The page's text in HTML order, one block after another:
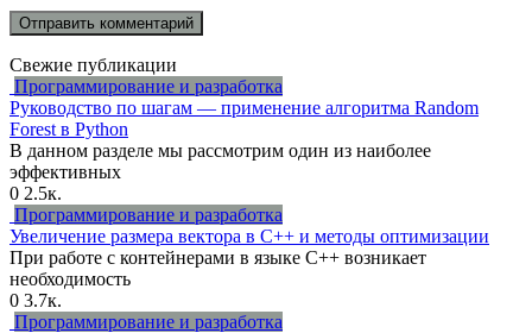
Свежие публикации
Программирование и разработка
Руководство по шагам — применение алгоритма Random
Forest в Python
В данном разделе мы рассмотрим один из наиболее
эффективных
0 2.5к.
Программирование и разработка
Увеличение размера вектора в C++ и методы оптимизации
При работе с контейнерами в языке C++ возникает
необходимость
0 3.7к.
Программирование и разработка